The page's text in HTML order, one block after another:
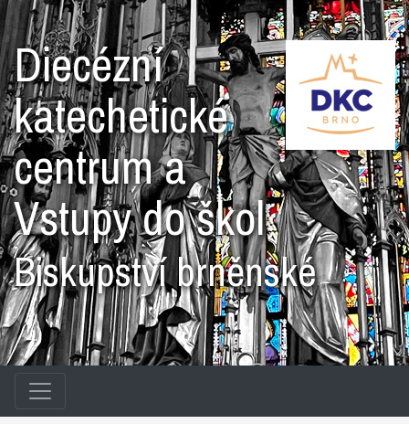
Diecézní
katechetické
centrum a
Vstupy do škol
Biskupství brněnské